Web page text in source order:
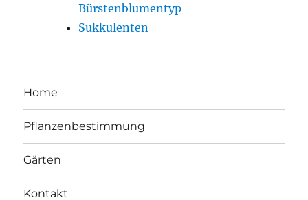
Bürstenblumentyp
Sukkulenten
Home
Pflanzenbestimmung
Gärten
Kontakt